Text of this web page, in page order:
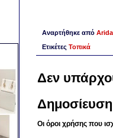
Αναρτήθηκε από
Ετικέτες Τοπικά
Δεν
Οι όροι χρήσης που